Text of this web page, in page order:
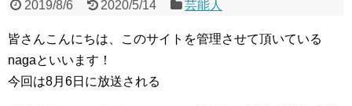
2019/8/6 2020/5/14 芸能人
皆さんこんにちは、このサイトを管理させて頂いている
nagaといいます！
今回は8月6日に放送される